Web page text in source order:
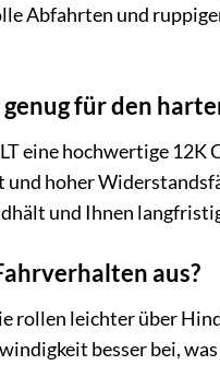
Abfahrten und
für den
eine hochwertige
hoher
und Ihnen
aus?
rollen leichter über
besser bei,